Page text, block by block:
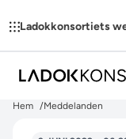
Ladokkonsortiets
Hem Meddelanden